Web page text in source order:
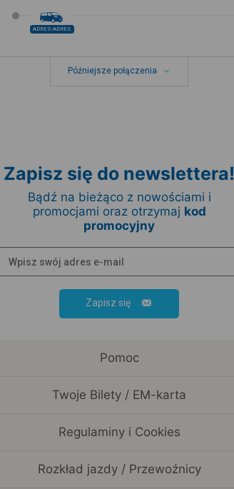
ADRES-ADRES
Późniejsze połączenia
Zapisz się do newslettera!
Bądź na bieżąco z nowościami i
promocjami oraz otrzymaj kod
promocyjny
Zapisz się
Pomoc
Twoje Bilety / EM-karta
Regulaminy i Cookies
Rozkład jazdy / Przewoźnicy